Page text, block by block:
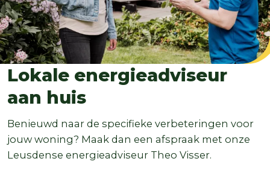
Lokale energieadviseur
aan huis
Benieuwd naar de specifieke verbeteringen voor
jouw woning? Maak dan een afspraak met onze
Leusdense energieadviseur Theo Visser.